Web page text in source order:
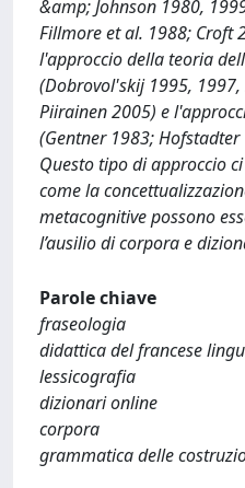
&amp; Johnson 1980,
Fillmore et al. 1988; Croft
l'approccio della teoria
(Dobrovol'skij 1995,
Piirainen 2005) e
(Gentner 1983;
Questo tipo di approccio
come la
metacognitive possono
l’ausilio di corpora e
Parole chiave
fraseologia
didattica del francese
lessicografia
dizionari online
corpora
grammatica delle